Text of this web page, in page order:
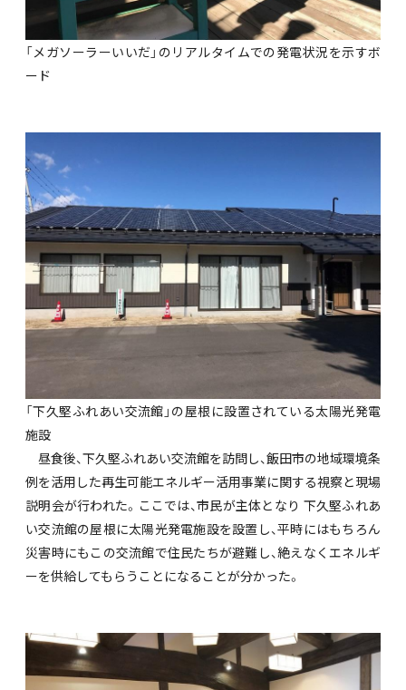
「メガソーラーいいだ」のリアルタイムでの発電状況を示すボ
ード
「下久堅ふれあい交流館」の屋根に設置されている太陽光発電
施設
昼食後、下久堅ふれあい交流館を訪問し、飯田市の地域環境条
例を活用した再生可能エネルギー活用事業に関する視察と現場
説明会が行われた。ここでは、市民が主体となり 下久堅ふれあ
い交流館の屋根に太陽光発電施設を設置し、平時にはもちろん
災害時にもこの交流館で住民たちが避難し、絶えなくエネルギ
ーを供給してもらうことになることが分かった。